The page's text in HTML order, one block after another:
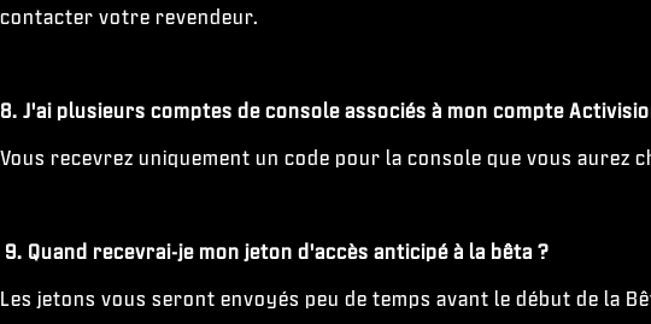
contacter votre revendeur.
8. J'ai plusieurs comptes de console associés à mon compte
Vous recevrez uniquement un code pour la console que vous
9. Quand recevrai-je mon jeton d'accès anticipé à la bêta ?
Les jetons vous seront envoyés peu de temps avant le début de la